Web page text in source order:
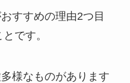
すすめの理由2つ目
とです。
様なものがあります